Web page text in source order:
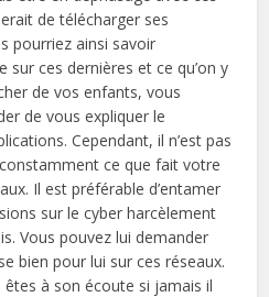
de télécharger ses
pourriez ainsi savoir
sur ces dernières et ce qu’on y
de vos enfants, vous
de vous expliquer le
Cependant, il n’est pas
ce que fait votre
Il est préférable d’entamer
sur le cyber harcèlement
Vous pouvez lui demander
bien pour lui sur ces réseaux.
à son écoute si jamais il